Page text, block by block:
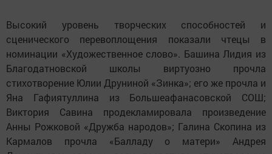
Высокий уровень творческих способностей и
сценического перевоплощения показали чтецы в
номинации «Художественное слово». Башина Лидия из
Благодатновской школы виртуозно прочла
стихотворение Юлии Друниной «Зинка»; его же прочла и
Яна Гафиятуллина из Большеафанасовской СОШ;
Виктория Савина продекламировала произведение
Анны Рожковой «Дружба народов»; Галина Скопина из
Кармалов прочла «Балладу о матери» Андрея